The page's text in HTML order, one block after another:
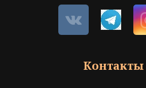
Контакты